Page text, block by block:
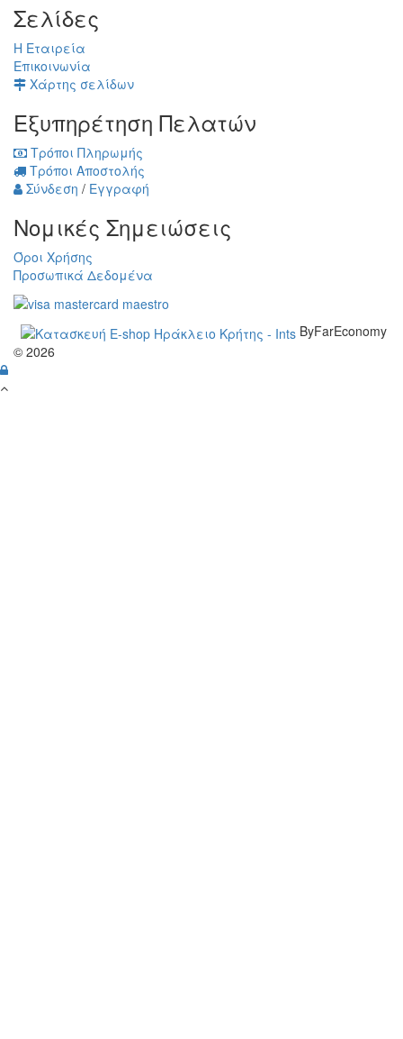
Σελίδες
Η Εταιρεία
Επικοινωνία
Χάρτης σελίδων
Εξυπηρέτηση Πελατών
Τρόποι Πληρωμής
Τρόποι Αποστολής
Σύνδεση / Εγγραφή
Νομικές Σημειώσεις
Όροι Χρήσης
Προσωπικά Δεδομένα
ByFarEconomy
© 2026